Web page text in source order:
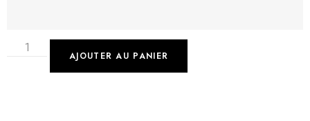
AJOUTER AU PANIER